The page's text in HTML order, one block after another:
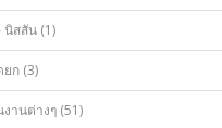
นิสสัน (1)
ก (3)
านต่างๆ (51)